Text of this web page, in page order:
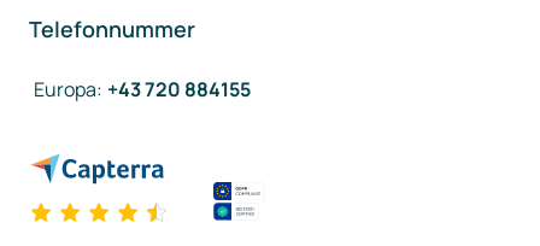
Telefonnummer
Europa: +43 720 884155